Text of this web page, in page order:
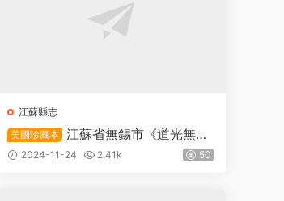
江蘇縣志
美國珍藏本 江蘇省無錫市《道光無錫
金匮續志》十卷首一卷 清楊熙之 李
2024-11-24 2.41k 50